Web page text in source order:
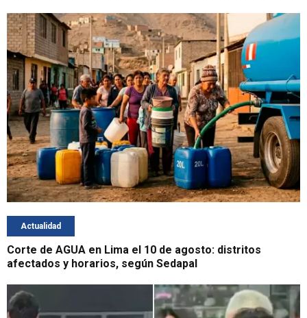
Actualidad
Corte de AGUA en Lima el 10 de agosto: distritos
afectados y horarios, según Sedapal